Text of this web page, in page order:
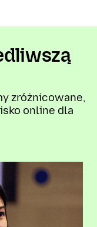
zróżnicowane,
online dla